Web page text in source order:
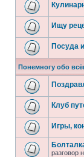
Ищу
Посуда
Понемногу обо
Клуб
Игры,
разговор